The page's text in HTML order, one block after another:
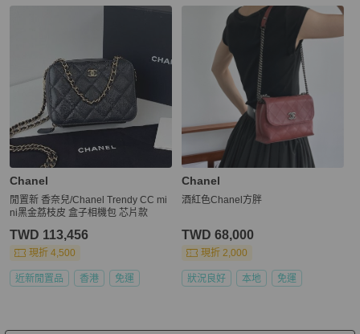
Chanel
閒置新 香奈兒/Chanel Trendy CC mi
ni黑金荔枝皮 盒子相機包 芯片款
TWD 113,456
現折 4,500
近新閒置品 香港 免運
Chanel
酒紅色Chanel方胖
TWD 68,000
現折 2,000
狀況良好 本地 免運